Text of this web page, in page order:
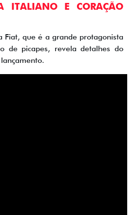
E CORAÇÃO
Fiat, que é a grande protagonista
de picapes, revela detalhes do